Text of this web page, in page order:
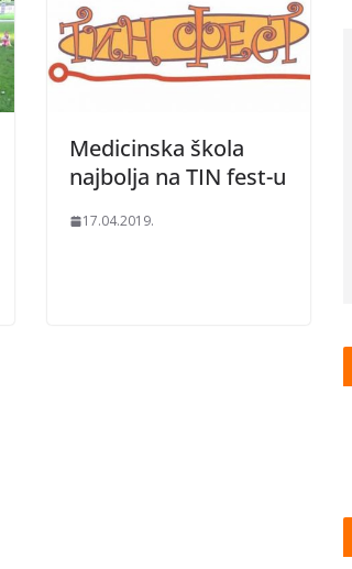
Medicinska škola
najbolja na TIN fest-u
17.04.2019.